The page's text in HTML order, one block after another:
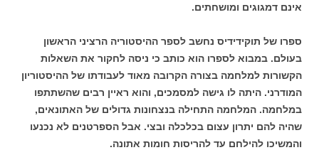
אינם דמגוגים ומושחתים.
ספרו של תוקידידיס נחשב לספר ההיסטוריה הרציני הראשון
בעולם. במבוא לספרו הוא כותב כי ניסה לחקור את השאלות
הקשורות למלחמה בצורה הקרובה מאוד לעבודתו של ההיסטוריון
המודרני. היתה לו גישה למסמכים, והוא ראיין רבים שהשתתפו
במלחמה. המלחמה התחילה בנצחונות גדולים של האתונאים,
שהיה להם יתרון עצום בכלכלה ובצי. אבל הספרטנים לא נכנעו
והמשיכו להילחם עד להריסות חומות אתונה.